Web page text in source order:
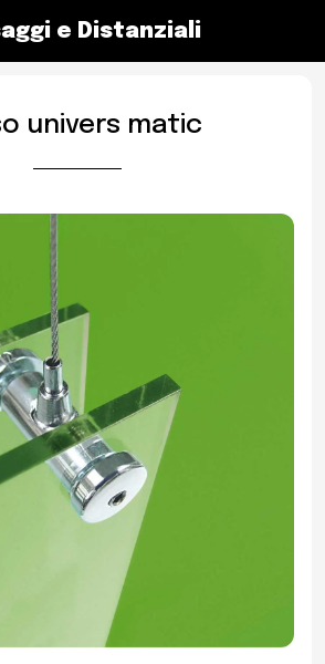
e Distanziali
univers matic